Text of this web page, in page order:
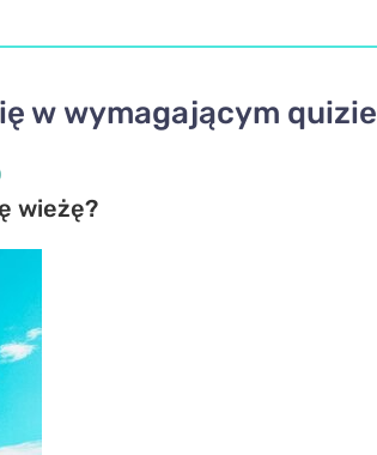
w wymagającym quizie
wieżę?